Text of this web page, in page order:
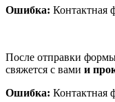
Ошибка: Контактная
После отправки
свяжется с вами и
Ошибка: Контактная